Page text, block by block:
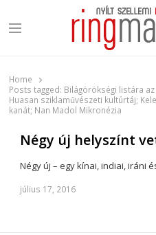
Menu
Home
Posts tagged: Bilágörökségi listára
Huasan sziklaművészeti kultúrtáj;
kanát; Nan Madol Mikronézia
Négy új helyszínt
Négy új – egy kínai, indiai, iráni
július 17, 2016